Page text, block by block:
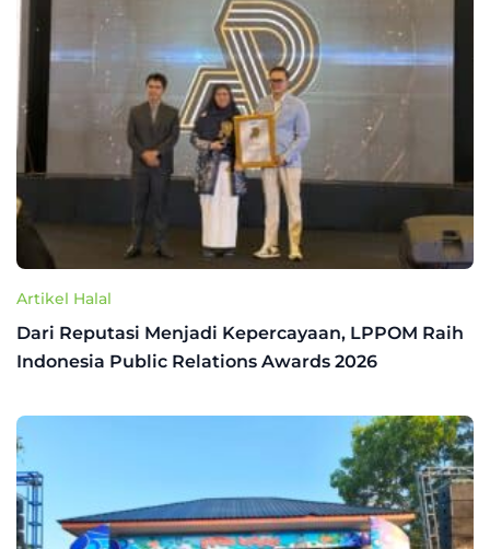
Artikel Halal
Dari Reputasi Menjadi Kepercayaan, LPPOM Raih
Indonesia Public Relations Awards 2026